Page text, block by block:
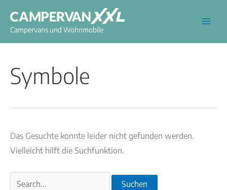
Inhalt
springen
Campervans und Wohnmobile
Symbole
Das Gesuchte konnte leider nicht gefunden werden.
Vielleicht hilft die Suchfunktion.
nach: